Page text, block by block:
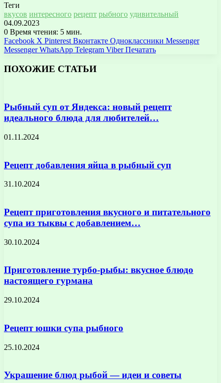
Теги
вкусов интересного рецепт рыбного удивительный
04.09.2023
0 Время чтения: 5 мин.
Facebook X Pinterest Вконтакте Одноклассники Messenger
Messenger WhatsApp Telegram Viber Печатать
ПОХОЖИЕ СТАТЬИ
Рыбный суп от Яндекса: новый рецепт
идеального блюда для любителей…
01.11.2024
Рецепт добавления яйца в рыбный суп
31.10.2024
Рецепт приготовления вкусного и питательного
супа из тыквы с добавлением…
30.10.2024
Приготовление турбо-рыбы: вкусное блюдо
настоящего гурмана
29.10.2024
Рецепт юшки супа рыбного
25.10.2024
Украшение блюд рыбой — идеи и советы